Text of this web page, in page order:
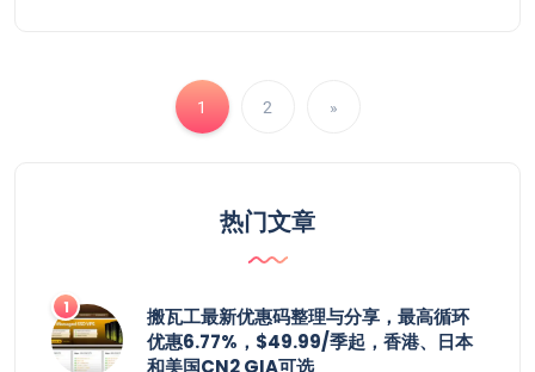
1 2 »
热门文章
搬瓦工最新优惠码整理与分享，最高循环
优惠6.77%，$49.99/季起，香港、日本
和美国CN2 GIA可选